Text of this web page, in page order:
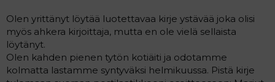
a
l
o
i
t
t
i
e
Olen yrittänyt löytää luotettavaa kirje ystävää joka olisi
myös ahkera kirjoittaja, mutta en ole vielä sellaista
löytänyt.
Olen kahden pienen tytön kotiäiti ja odotamme
kolmatta lastamme syntyväksi helmikuussa. Pistä kirje